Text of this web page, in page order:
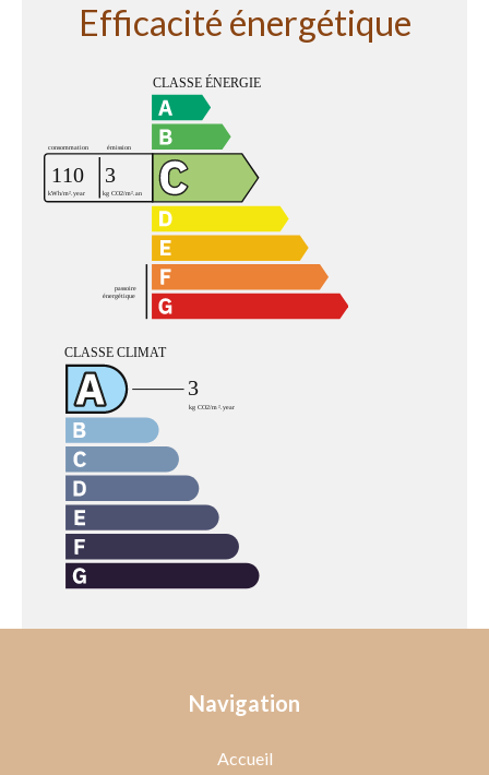
Efficacité énergétique
Navigation
Accueil